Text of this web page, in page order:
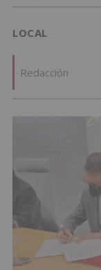
LOCAL
Redacción